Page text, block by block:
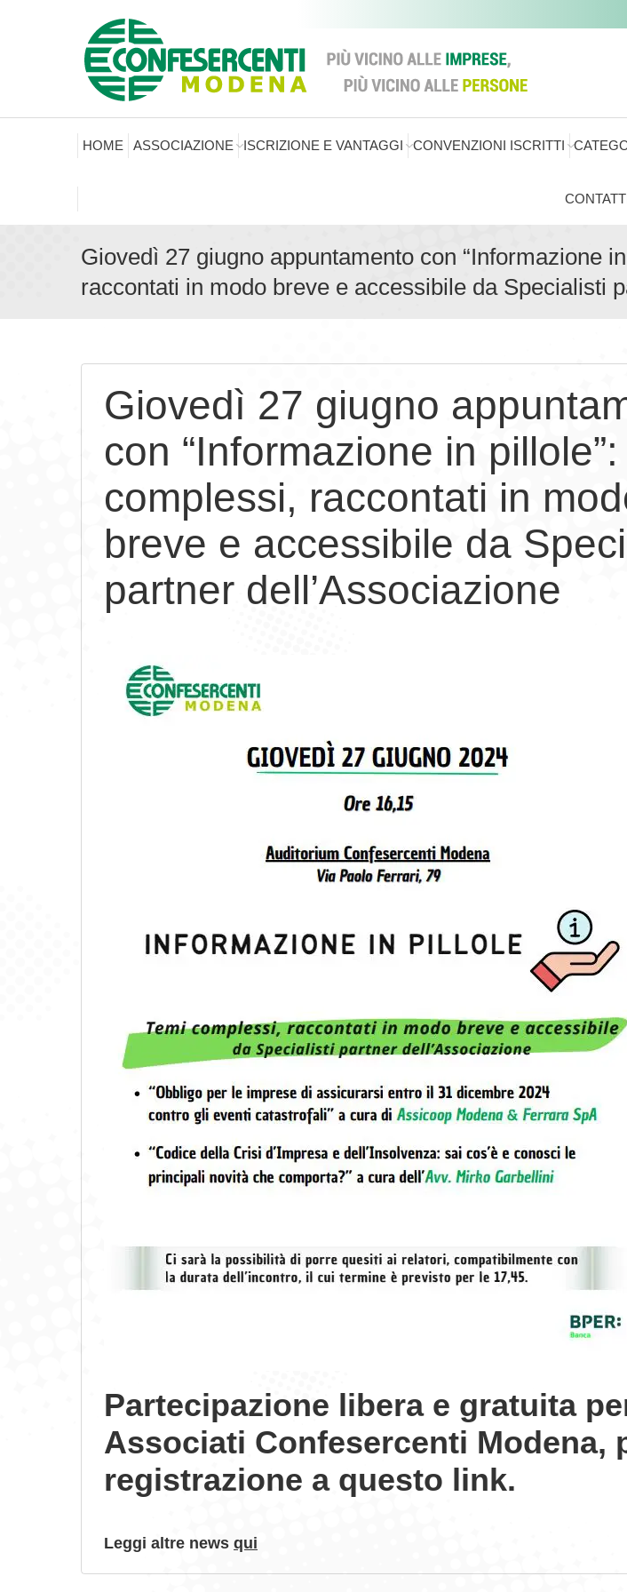
HOME ASSOCIAZIONE ISCRIZIONE E VANTAGGI CONVENZIONI ISCRITTI
Giovedì 27 giugno appuntamento con “Informazione
raccontati in modo breve e accessibile da Specialisti
Giovedì 27 giugno
con “Informazione in
complessi, raccontati in
breve e accessibile da
partner dell’Associazione
Partecipazione libera e gratuita
Associati Confesercenti Modena,
registrazione a questo link.
Leggi altre news qui